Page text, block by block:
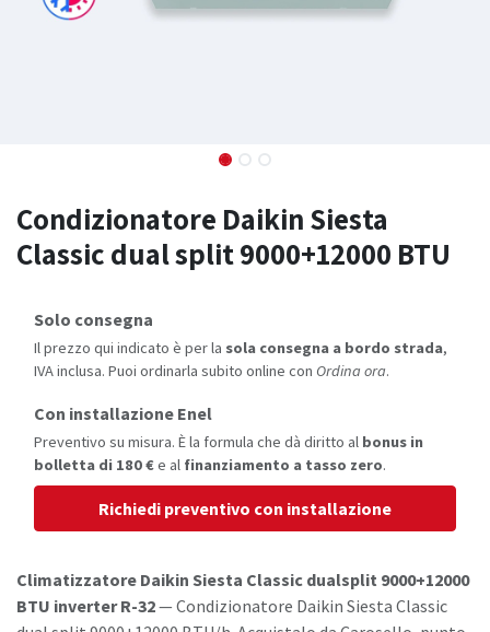
Condizionatore Daikin Siesta
Classic dual split 9000+12000 BTU
Solo consegna
Il prezzo qui indicato è per la sola consegna a bordo strada,
IVA inclusa. Puoi ordinarla subito online con Ordina ora.
Con installazione Enel
Preventivo su misura. È la formula che dà diritto al bonus in
bolletta di 180 €e al finanziamento a tasso zero.
Richiedi preventivo con installazione
Climatizzatore Daikin Siesta Classic dualsplit 9000+12000
BTU inverter R-32— Condizionatore Daikin Siesta Classic